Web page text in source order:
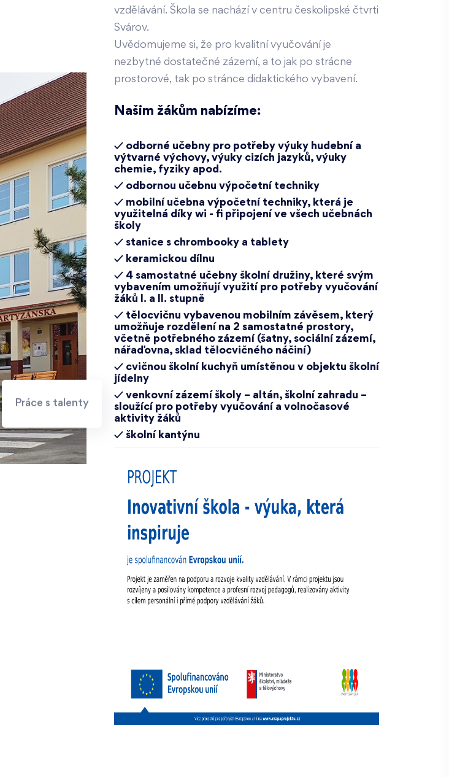
Práce s talenty
vzdělávání. Škola se nachází v centru českolipské čtvrti
Svárov.
Uvědomujeme si, že pro kvalitní vyučování je
nezbytné dostatečné zázemí, a to jak po strácne
prostorové, tak po stránce didaktického vybavení.
Našim žákům nabízíme:
✓ odborné učebny pro potřeby výuky hudební a
výtvarné výchovy, výuky cizích jazyků, výuky
chemie, fyziky apod.
✓ odbornou učebnu výpočetní techniky
✓ mobilní učebna výpočetní techniky, která je
využitelná díky wi - fi připojení ve všech učebnách
školy
✓ stanice s chrombooky a tablety
✓ keramickou dílnu
✓ 4 samostatné učebny školní družiny, které svým
vybavením umožňují využití pro potřeby vyučování
žáků I. a II. stupně
✓ tělocvičnu vybavenou mobilním závěsem, který
umožňuje rozdělení na 2 samostatné prostory,
včetně potřebného zázemí (šatny, sociální zázemí,
nářaďovna, sklad tělocvičného náčiní)
✓ cvičnou školní kuchyň umístěnou v objektu školní
jídelny
✓ venkovní zázemí školy – altán, školní zahradu –
sloužící pro potřeby vyučování a volnočasové
aktivity žáků
✓ školní kantýnu